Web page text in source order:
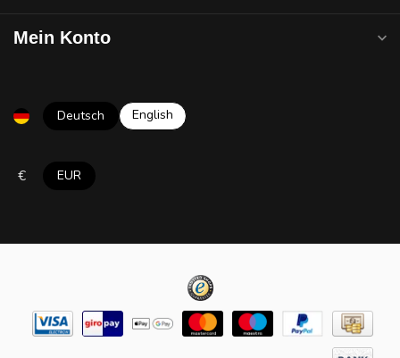
Mein Konto
Deutsch English
€ EUR